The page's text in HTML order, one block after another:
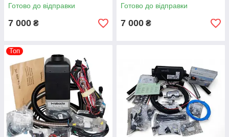
Готово до відправки
7 000 ₴
Готово до відправки
7 000 ₴
Топ